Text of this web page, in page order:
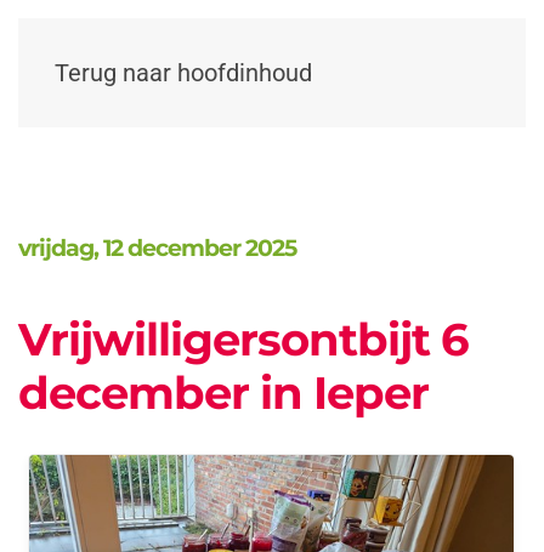
Terug naar hoofdinhoud
vrijdag, 12 december 2025
Vrijwilligersontbijt 6
december in Ieper